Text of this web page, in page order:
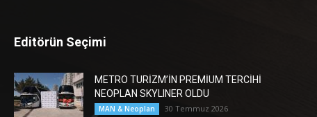
Editörün Seçimi
METRO TURİZM’İN PREMİUM TERCİHİ
NEOPLAN SKYLINER OLDU
MAN & Neoplan 30 Temmuz 2026